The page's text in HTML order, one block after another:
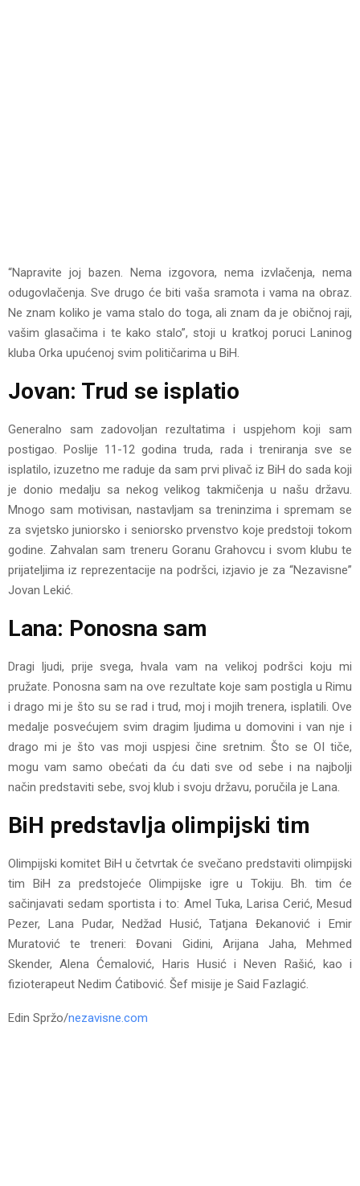
“Napravite joj bazen. Nema izgovora, nema izvlačenja, nema
odugovlačenja. Sve drugo će biti vaša sramota i vama na obraz.
Ne znam koliko je vama stalo do toga, ali znam da je običnoj raji,
vašim glasačima i te kako stalo”, stoji u kratkoj poruci Laninog
kluba Orka upućenoj svim političarima u BiH.
Jovan: Trud se isplatio
Generalno sam zadovoljan rezultatima i uspjehom koji sam
postigao. Poslije 11-12 godina truda, rada i treniranja sve se
isplatilo, izuzetno me raduje da sam prvi plivač iz BiH do sada koji
je donio medalju sa nekog velikog takmičenja u našu državu.
Mnogo sam motivisan, nastavljam sa treninzima i spremam se
za svjetsko juniorsko i seniorsko prvenstvo koje predstoji tokom
godine. Zahvalan sam treneru Goranu Grahovcu i svom klubu te
prijateljima iz reprezentacije na podršci, izjavio je za “Nezavisne”
Jovan Lekić.
Lana: Ponosna sam
Dragi ljudi, prije svega, hvala vam na velikoj podršci koju mi
pružate. Ponosna sam na ove rezultate koje sam postigla u Rimu
i drago mi je što su se rad i trud, moj i mojih trenera, isplatili. Ove
medalje posvećujem svim dragim ljudima u domovini i van nje i
drago mi je što vas moji uspjesi čine sretnim. Što se OI tiče,
mogu vam samo obećati da ću dati sve od sebe i na najbolji
način predstaviti sebe, svoj klub i svoju državu, poručila je Lana.
BiH predstavlja olimpijski tim
Olimpijski komitet BiH u četvrtak će svečano predstaviti olimpijski
tim BiH za predstojeće Olimpijske igre u Tokiju. Bh. tim će
sačinjavati sedam sportista i to: Amel Tuka, Larisa Cerić, Mesud
Pezer, Lana Pudar, Nedžad Husić, Tatjana Đekanović i Emir
Muratović te treneri: Đovani Gidini, Arijana Jaha, Mehmed
Skender, Alena Ćemalović, Haris Husić i Neven Rašić, kao i
fizioterapeut Nedim Ćatibović. Šef misije je Said Fazlagić.
Edin Spržo/nezavisne.com